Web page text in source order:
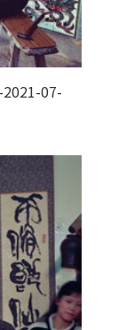
2021-07-